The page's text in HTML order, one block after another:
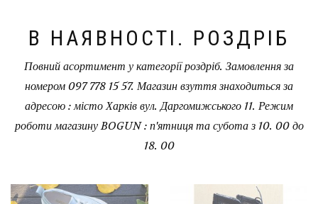
В НАЯВНОСТІ. РОЗДРІБ
Повний асортимент у категорії роздріб. Замовлення за
номером 097 778 15 57. Магазин взуття знаходиться за
адресою : місто Харків вул. Даргомижського 11. Режим
роботи магазину BOGUN : п'ятниця та субота з 10. 00 до
18. 00